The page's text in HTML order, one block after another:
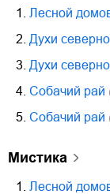
1. Лесной
2. Духи
3. Духи
4. Собачий рай
5. Собачий рай
мистика
1. Лесной